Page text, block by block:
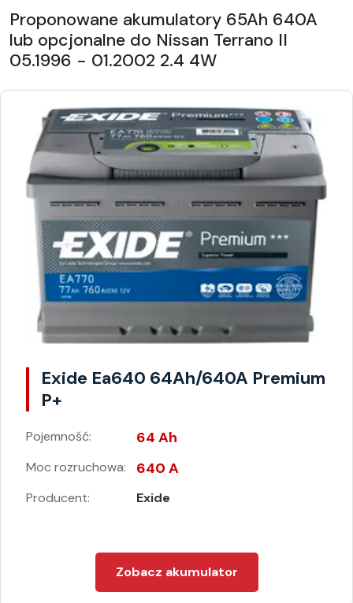
Proponowane akumulatory 65Ah 640A
lub opcjonalne do Nissan Terrano II
05.1996 - 01.2002 2.4 4W
Exide Ea640 64Ah/640A Premium
P+
Pojemność: 64 Ah
Moc rozruchowa: 640 A
Producent: Exide
Zobacz akumulator